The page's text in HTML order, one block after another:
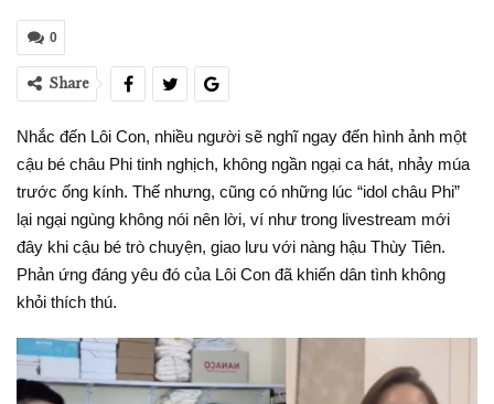
0
Share
Nhắc đến Lôi Con, nhiều người sẽ nghĩ ngay đến hình ảnh một
cậu bé châu Phi tinh nghịch, không ngần ngại ca hát, nhảy múa
trước ống kính. Thế nhưng, cũng có những lúc “idol châu Phi”
lại ngại ngùng không nói nên lời, ví như trong livestream mới
đây khi cậu bé trò chuyện, giao lưu với nàng hậu Thùy Tiên.
Phản ứng đáng yêu đó của Lôi Con đã khiến dân tình không
khỏi thích thú.